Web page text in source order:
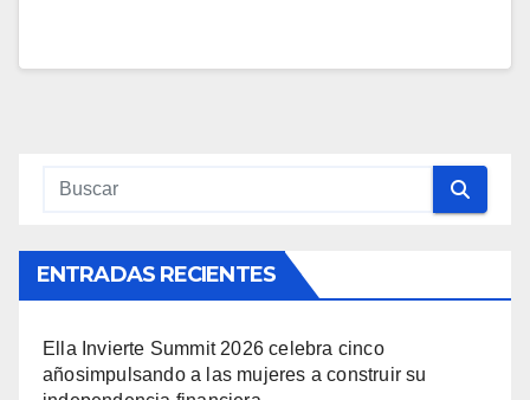
ENTRADAS RECIENTES
Ella Invierte Summit 2026 celebra cinco
añosimpulsando a las mujeres a construir su